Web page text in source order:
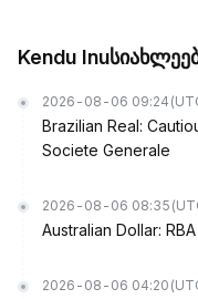
Kendu
2026-08-06 09:24
Brazilian Real:
Societe Generale
2026-08-06 08:35
Australian Dollar:
2026-08-06 04:20